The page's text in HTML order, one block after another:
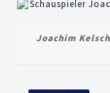
Joachim